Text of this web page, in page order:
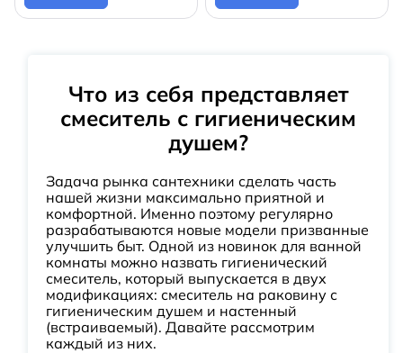
Что из себя представляет
смеситель с гигиеническим
душем?
Задача рынка сантехники сделать часть
нашей жизни максимально приятной и
комфортной. Именно поэтому регулярно
разрабатываются новые модели призванные
улучшить быт. Одной из новинок для ванной
комнаты можно назвать гигиенический
смеситель, который выпускается в двух
модификациях: смеситель на раковину с
гигиеническим душем и настенный
(встраиваемый). Давайте рассмотрим
каждый из них.